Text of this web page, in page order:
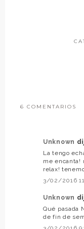
6 COMENTARIOS
Unknown
La tengo
me encanta!
relax!
3/02/2016
Unknown
Qué pasada
de fin de